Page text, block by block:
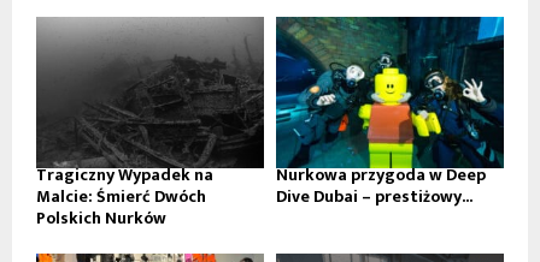
Tragiczny Wypadek na
Malcie: Śmierć Dwóch
Polskich Nurków
Nurkowa przygoda w Deep
Dive Dubai – prestiżowy...